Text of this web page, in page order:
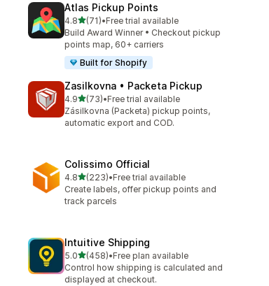
Atlas Pickup Points
4.8별 5개 중
(71)
총 리뷰 71개
•Free trial available
Build Award Winner • Checkout pickup
points map, 60+ carriers
Built for Shopify
Zasilkovna • Packeta Pickup
4.9별 5개 중
(73)
총 리뷰 73개
•Free trial available
Zásilkovna (Packeta) pickup points,
automatic export and COD.
Colissimo Official
4.8별 5개 중
(223)
총 리뷰 223개
•Free trial available
Create labels, offer pickup points and
track parcels
Intuitive Shipping
5.0별 5개 중
(458)
총 리뷰 458개
•Free plan available
Control how shipping is calculated and
displayed at checkout.